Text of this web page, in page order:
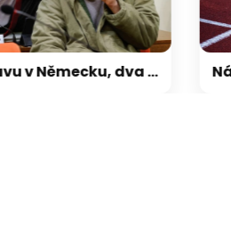
Vjel do davu v Německu, dva demonstranty zabil. Afghánec dožije za mřížemi, rozhodl soud